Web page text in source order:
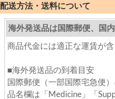
配送方法・送料について
海外発送品は国際郵便、国
商品代金には適正な運賃が
■海外発送品の到着目安
国際郵便（一部国際宅急便
品名欄は「Medicine」「